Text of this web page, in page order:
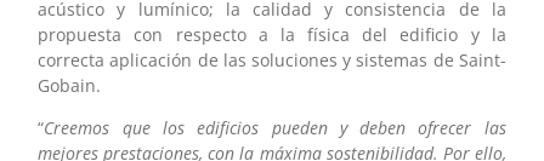
acústico y lumínico; la calidad y consistencia de la
propuesta con respecto a la física del edificio y la
correcta aplicación de las soluciones y sistemas de Saint-
Gobain.
“Creemos que los edificios pueden y deben ofrecer las
mejores prestaciones, con la máxima sostenibilidad. Por ello,